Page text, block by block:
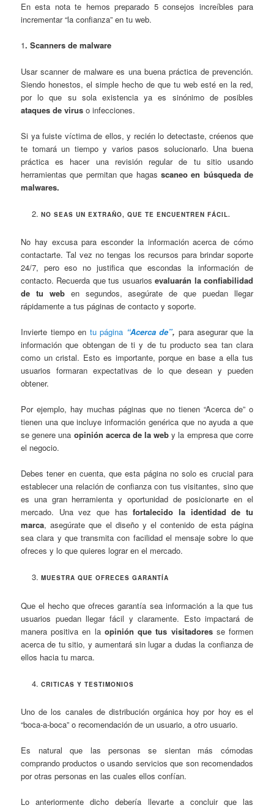
En esta nota te hemos preparado 5 consejos increíbles para
incrementar “la confianza” en tu web.
1. Scanners de malware
Usar scanner de malware es una buena práctica de prevención.
Siendo honestos, el simple hecho de que tu web esté en la red,
por lo que su sola existencia ya es sinónimo de posibles
ataques de virus o infecciones.
Si ya fuiste víctima de ellos, y recién lo detectaste, créenos que
te tomará un tiempo y varios pasos solucionarlo. Una buena
práctica es hacer una revisión regular de tu sitio usando
herramientas que permitan que hagas scaneo en búsqueda de
malwares.
NO SEAS UN EXTRAÑO, QUE TE ENCUENTREN FÁCIL.
No hay excusa para esconder la información acerca de cómo
contactarte. Tal vez no tengas los recursos para brindar soporte
24/7, pero eso no justifica que escondas la información de
contacto. Recuerda que tus usuariosevaluarán la confiabilidad
de tu weben segundos, asegúrate de que puedan llegar
rápidamente a tus páginas de contacto y soporte.
Invierte tiempo en tu página “Acerca de”, para asegurar que la
información que obtengan de ti y de tu producto sea tan clara
como un cristal. Esto es importante, porque en base a ella tus
usuarios formaran expectativas de lo que desean y pueden
obtener.
Por ejemplo, hay muchas páginas que no tienen “Acerca de” o
tienen una que incluye información genérica que no ayuda a que
se genere una opinión acerca de la web y la empresa que corre
el negocio.
Debes tener en cuenta, que esta página no solo es crucial para
establecer una relación de confianza con tus visitantes, sino que
es una gran herramienta y oportunidad de posicionarte en el
mercado. Una vez que hasfortalecido la identidad de tu
marca, asegúrate que el diseño y el contenido de esta página
sea clara y que transmita con facilidad el mensaje sobre lo que
ofreces y lo que quieres lograr en el mercado.
MUESTRA QUE OFRECES GARANTÍA
Que el hecho que ofreces garantía sea información a la que tus
usuarios puedan llegar fácil y claramente. Esto impactará de
manera positiva en la opinión que tus visitadoresse formen
acerca de tu sitio, y aumentará sin lugar a dudas la confianza de
ellos hacia tu marca.
CRITICAS Y TESTIMONIOS
Uno de los canales de distribución orgánica hoy por hoy es el
“boca-a-boca” o recomendación de un usuario, a otro usuario.
Es natural que las personas se sientan más cómodas
comprando productos o usando servicios que son recomendados
por otras personas en las cuales ellos confían.
Lo anteriormente dicho debería llevarte a concluir que las